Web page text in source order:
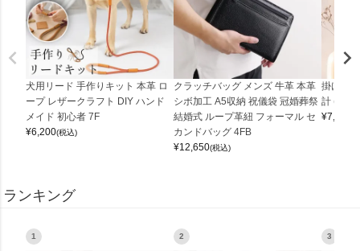
犬用リード 手作りキット 本革 ロ
ープ レザークラフト DIY ハンド
メイド 初心者 7F
¥6,200(税込)
クラッチバッグ メンズ 牛革 本革
シボ加工 A5収納 祝儀袋 冠婚葬祭
結婚式 ループ革紐 フォーマル セ
カンドバッグ 4FB
¥12,650(税込)
掛け時
計
¥7,150
ランキング
1 2 3